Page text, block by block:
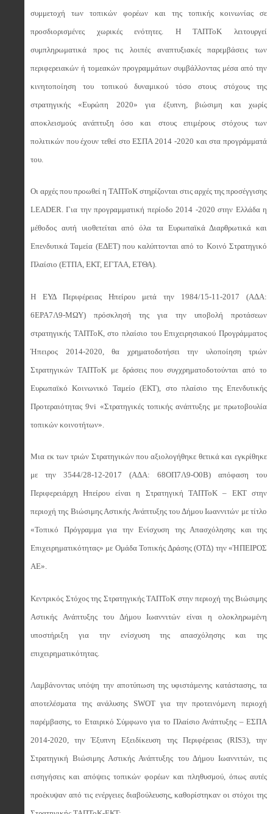
συμμετοχή των τοπικών φορέων και της τοπικής κοινωνίας σε
προσδιορισμένες χωρικές ενότητες. Η ΤΑΠΤοΚ λειτουργεί
συμπληρωματικά προς τις λοιπές αναπτυξιακές παρεμβάσεις των
περιφερειακών ή τομεακών προγραμμάτων συμβάλλοντας μέσα από την
κινητοποίηση του τοπικού δυναμικού τόσο στους στόχους της
στρατηγικής «Ευρώπη 2020» για έξυπνη, βιώσιμη και χωρίς
αποκλεισμούς ανάπτυξη όσο και στους επιμέρους στόχους των
πολιτικών που έχουν τεθεί στο ΕΣΠΑ 2014 -2020 και στα προγράμματά
του.
Οι αρχές που προωθεί η ΤΑΠΤοΚ στηρίζονται στις αρχές της προσέγγισης
LEADER. Για την προγραμματική περίοδο 2014 -2020 στην Ελλάδα η
μέθοδος αυτή υιοθετείται από όλα τα Ευρωπαϊκά Διαρθρωτικά και
Επενδυτικά Ταμεία (ΕΔΕΤ) που καλύπτονται από το Κοινό Στρατηγικό
Πλαίσιο (ΕΤΠΑ, ΕΚΤ, ΕΓΤΑΑ, ΕΤΘΑ).
Η ΕΥΔ Περιφέρειας Ηπείρου μετά την 1984/15-11-2017 (ΑΔΑ:
6ΕΡΑ7Λ9-ΜΩΥ) πρόσκλησή της για την υποβολή προτάσεων
στρατηγικής ΤΑΠΤοΚ, στο πλαίσιο του Επιχειρησιακού Προγράμματος
Ήπειρος 2014-2020, θα χρηματοδοτήσει την υλοποίηση τριών
Στρατηγικών ΤΑΠΤοΚ με δράσεις που συγχρηματοδοτούνται από το
Ευρωπαϊκό Κοινωνικό Ταμείο (ΕΚΤ), στο πλαίσιο της Επενδυτικής
Προτεραιότητας 9vi «Στρατηγικές τοπικής ανάπτυξης με πρωτοβουλία
τοπικών κοινοτήτων».
Μια εκ των τριών Στρατηγικών που αξιολογήθηκε θετικά και εγκρίθηκε
με την 3544/28-12-2017 (ΑΔΑ: 68ΟΠ7Λ9-Ο0Β) απόφαση του
Περιφερειάρχη Ηπείρου είναι η Στρατηγική ΤΑΠΤοΚ – ΕΚΤ στην
περιοχή της Βιώσιμης Αστικής Ανάπτυξης του Δήμου Ιωαννιτών με τίτλο
«Τοπικό Πρόγραμμα για την Ενίσχυση της Απασχόλησης και της
Επιχειρηματικότητας» με Ομάδα Τοπικής Δράσης (ΟΤΔ) την «ΉΠΕΙΡΟΣ
ΑΕ».
Κεντρικός Στόχος της Στρατηγικής ΤΑΠΤοΚ στην περιοχή της Βιώσιμης
Αστικής Ανάπτυξης του Δήμου Ιωαννιτών είναι η ολοκληρωμένη
υποστήριξη για την ενίσχυση της απασχόλησης και της
επιχειρηματικότητας.
Λαμβάνοντας υπόψη την αποτύπωση της υφιστάμενης κατάστασης, τα
αποτελέσματα της ανάλυσης SWOT για την προτεινόμενη περιοχή
παρέμβασης, το Εταιρικό Σύμφωνο για το Πλαίσιο Ανάπτυξης – ΕΣΠΑ
2014-2020, την Έξυπνη Εξειδίκευση της Περιφέρειας (RIS3), την
Στρατηγική Βιώσιμης Αστικής Ανάπτυξης του Δήμου Ιωαννιτών, τις
εισηγήσεις και απόψεις τοπικών φορέων και πληθυσμού, όπως αυτές
προέκυψαν από τις ενέργειες διαβούλευσης, καθορίστηκαν οι στόχοι της